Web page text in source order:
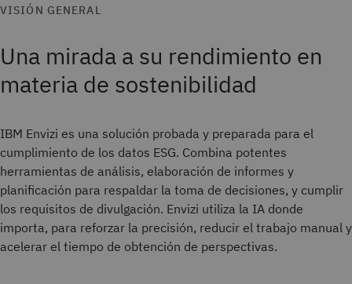
VISIÓN GENERAL
Una mirada a su rendimiento en
materia de sostenibilidad
IBM Envizi es una solución probada y preparada para el
cumplimiento de los datos ESG. Combina potentes
herramientas de análisis, elaboración de informes y
planificación para respaldar la toma de decisiones, y cumplir
los requisitos de divulgación. Envizi utiliza la IA donde
importa, para reforzar la precisión, reducir el trabajo manual y
acelerar el tiempo de obtención de perspectivas.